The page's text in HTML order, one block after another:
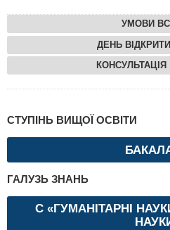
УМОВИ
ДЕНЬ
КОНСУЛЬТАЦІЯ
СТУПІНЬ ВИЩОЇ ОСВІТИ
ГАЛУЗЬ ЗНАНЬ
С «ГУМАНІТАРНІ